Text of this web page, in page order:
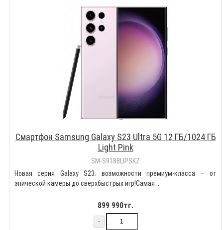
Смартфон Samsung Galaxy S23 Ultra 5G 12 ГБ/1024 ГБ
Light Pink
SM-S918BLIPSKZ
Новая серия Galaxy S23: возможности премиум-класса – от
эпической камеры до сверхбыстрых игр!Самая ..
899 990тг.
-